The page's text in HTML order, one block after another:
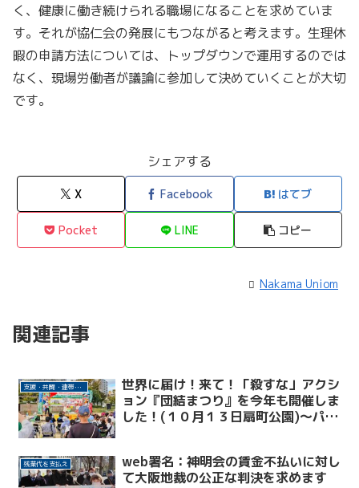
く、健康に働き続けられる職場になることを求めていま
す。それが協仁会の発展にもつながると考えます。生理休
暇の申請方法については、トップダウンで運用するのでは
なく、現場労働者が議論に参加して決めていくことが大切
です。
シェアする
X Facebook はてブ
Pocket LINE コピー
Nakama Uniom
関連記事
支援・共闘・連帯活動
世界に届け！来て！「殺すな」アクシ
ョン『団結まつり』を今年も開催しま
した！(１０月１３日扇町公園)～パレ
残業代を支払え
web署名：神明会の賃金不払いに対し
て大阪地裁の公正な判決を求めます